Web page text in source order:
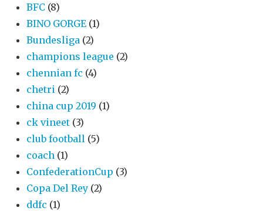
BFC (8)
BINO GORGE (1)
Bundesliga (2)
champions league (2)
chennian fc (4)
chetri (2)
china cup 2019 (1)
ck vineet (3)
club football (5)
coach (1)
ConfederationCup (3)
Copa Del Rey (2)
ddfc (1)